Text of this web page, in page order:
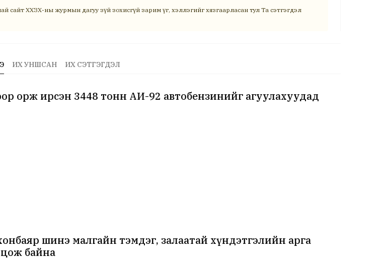
сайт ХХЗХ-ны журмын дагуу зүй зохисгүй зарим үг, хэллэгийг хязгаарласан тул Та сэтгэгдэл
ИХ УНШСАН ИХ СЭТГЭГДЭЛ
орж ирсэн 3448 тонн АИ-92 автобензинийг агуулахуудад
шинэ малгайн тэмдэг, залаатай хүндэтгэлийн арга
байна